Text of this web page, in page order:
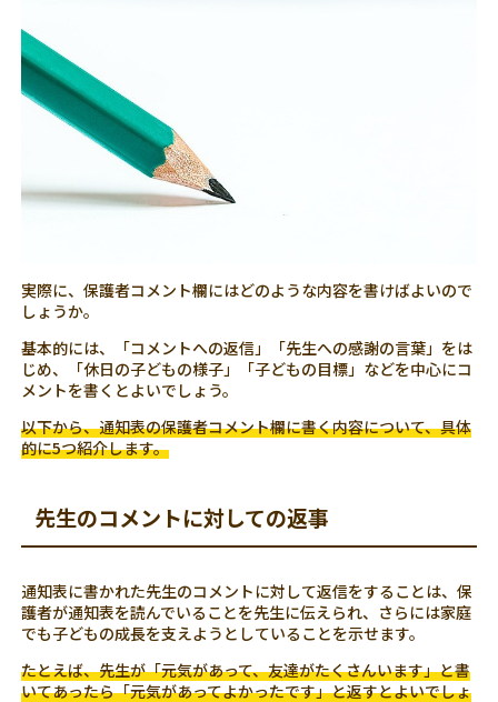
実際に、保護者コメント欄にはどのような内容を書けばよいので
しょうか。
基本的には、「コメントへの返信」「先生への感謝の言葉」をは
じめ、「休日の子どもの様子」「子どもの目標」などを中心にコ
メントを書くとよいでしょう。
以下から、通知表の保護者コメント欄に書く内容について、具体
的に5つ紹介します。
先生のコメントに対しての返事
通知表に書かれた先生のコメントに対して返信をすることは、保
護者が通知表を読んでいることを先生に伝えられ、さらには家庭
でも子どもの成長を支えようとしていることを示せます。
たとえば、先生が「元気があって、友達がたくさんいます」と書
いてあったら「元気があってよかったです」と返すとよいでしょ